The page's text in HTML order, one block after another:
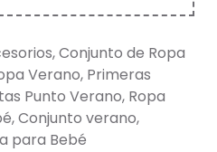
,Conjunto de Ropa
Verano, Primeras
Punto Verano, Ropa
,Conjunto verano,
para Bebé